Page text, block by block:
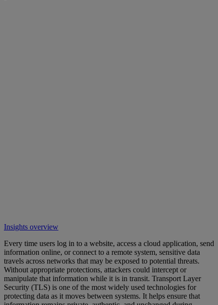
Insights overview
Every time users log in to a website, access a cloud application, send
information online, or connect to a remote system, sensitive data
travels across networks that may be exposed to potential threats.
Without appropriate protections, attackers could intercept or
manipulate that information while it is in transit. Transport Layer
Security (TLS) is one of the most widely used technologies for
protecting data as it moves between systems. It helps ensure that